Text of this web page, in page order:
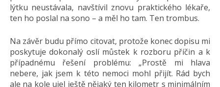
lýtku neustávala, navštívil znovu praktického lékaře,
ten ho poslal na sono – a měl ho tam. Ten trombus.
Na závěr budu přímo citovat, protože konec dopisu mi
poskytuje dokonalý oslí můstek k rozboru příčin a k
případnému řešení problému: „Prostě mi hlava
nebere, jak jsem k této nemoci mohl přijít. Rád bych
ale na kole ujel ještě nějaký ten kilometr s minimálním